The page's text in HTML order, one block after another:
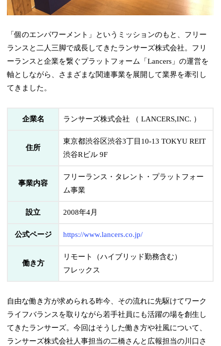
「個のエンパワーメント」というミッションのもと、フリー
ランスと二人三脚で成長してきたランサーズ株式会社。フリ
ーランスと企業を繋ぐプラットフォーム「Lancers」の運営を
軸としながら、さまざまな関連事業を展開して業界を牽引し
てきました。
企業名 ランサーズ株式会社 （ LANCERS,INC. ）
住所
東京都渋谷区渋谷3丁目10-13 TOKYU REIT
渋谷Rビル 9F
事業内容
フリーランス・タレント・プラットフォー
ム事業
設立 2008年4月
公式ページ https://www.lancers.co.jp/
働き方
リモート（ハイブリッド勤務含む）
フレックス
自由な働き方が求められる昨今、その流れに先駆けてワーク
ライフバランスを取りながら若手社員にも活躍の場を創生し
てきたランサーズ。今回はそうした働き方や社風について、
ランサーズ株式会社人事担当の二橋さんと広報担当の川口さ